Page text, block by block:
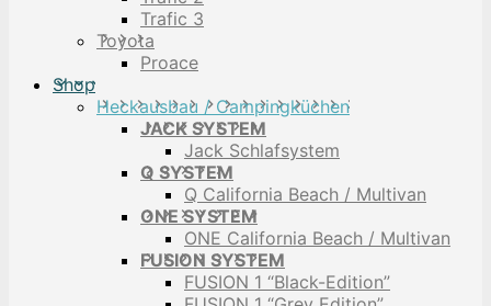
Trafic 3
Toyota
Proace
Shop
Heckausbau / Campingküchen
JACK SYSTEM
Jack Schlafsystem
Q SYSTEM
Q California Beach / Multivan
ONE SYSTEM
ONE California Beach / Multivan
FUSION SYSTEM
FUSION 1 “Black-Edition”